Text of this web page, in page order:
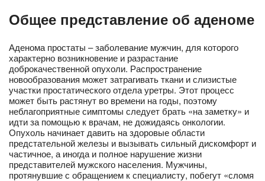
Общее представление об аденоме
Аденома простаты – заболевание мужчин, для которого
характерно возникновение и разрастание
доброкачественной опухоли. Распространение
новообразования может затрагивать ткани и слизистые
участки простатического отдела уретры. Этот процесс
может быть растянут во времени на годы, поэтому
неблагоприятные симптомы следует брать «на заметку» и
идти за помощью к врачам, не дожидаясь онкологии.
Опухоль начинает давить на здоровые области
предстательной железы и вызывать сильный дискомфорт и
частичное, а иногда и полное нарушение жизни
представителей мужского населения. Мужчины,
протянувшие с обращением к специалисту, побегут «сломя